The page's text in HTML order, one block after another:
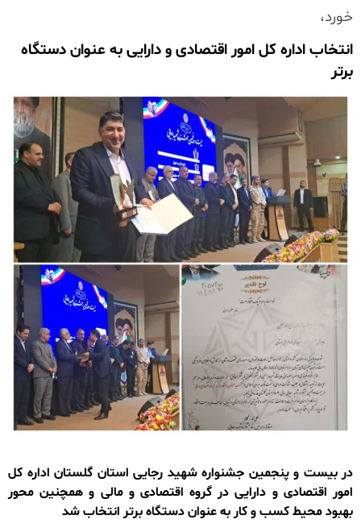
خورد،
انتخاب اداره کل امور اقتصادی و دارایی به عنوان دستگاه
برتر
در بیست و پنجمین جشنواره شهید رجایی استان گلستان اداره کل
امور اقتصادی و دارایی در گروه اقتصادی و مالی و همچنین محور
بهبود محیط کسب و کار به عنوان دستگاه برتر انتخاب شد